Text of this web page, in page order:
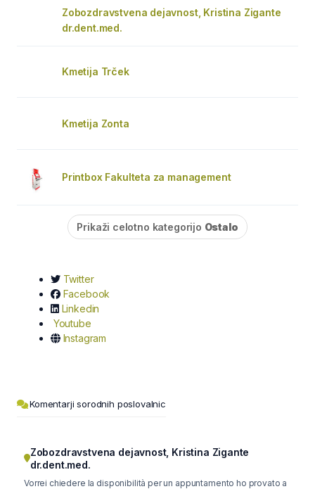
Zobozdravstvena dejavnost, Kristina Zigante
dr.dent.med.
Kmetija Trček
Kmetija Zonta
Printbox Fakulteta za management
Prikaži celotno kategorijo Ostalo
Twitter
Facebook
Linkedin
Youtube
Instagram
Komentarji sorodnih poslovalnic
Zobozdravstvena dejavnost, Kristina Zigante
dr.dent.med.
Vorrei chiedere la disponibilità per un appuntamento ho provato a